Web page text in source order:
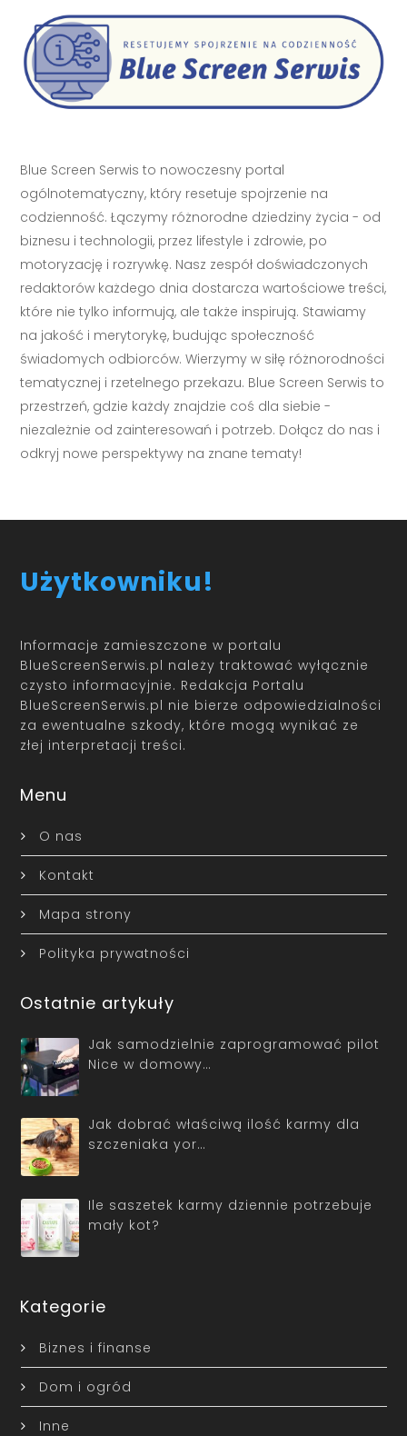
Blue Screen Serwis to nowoczesny portal
ogólnotematyczny, który resetuje spojrzenie na
codzienność. Łączymy różnorodne dziedziny życia - od
biznesu i technologii, przez lifestyle i zdrowie, po
motoryzację i rozrywkę. Nasz zespół doświadczonych
redaktorów każdego dnia dostarcza wartościowe treści,
które nie tylko informują, ale także inspirują. Stawiamy
na jakość i merytorykę, budując społeczność
świadomych odbiorców. Wierzymy w siłę różnorodności
tematycznej i rzetelnego przekazu. Blue Screen Serwis to
przestrzeń, gdzie każdy znajdzie coś dla siebie -
niezależnie od zainteresowań i potrzeb. Dołącz do nas i
odkryj nowe perspektywy na znane tematy!
Użytkowniku!
Informacje zamieszczone w portalu
BlueScreenSerwis.pl należy traktować wyłącznie
czysto informacyjnie. Redakcja Portalu
BlueScreenSerwis.pl nie bierze odpowiedzialności
za ewentualne szkody, które mogą wynikać ze
złej interpretacji treści.
Menu
O nas
Kontakt
Mapa strony
Polityka prywatności
Ostatnie artykuły
Jak samodzielnie zaprogramować pilot
Nice w domowy…
Jak dobrać właściwą ilość karmy dla
szczeniaka yor…
Ile saszetek karmy dziennie potrzebuje
mały kot?
Kategorie
Biznes i finanse
Dom i ogród
Inne